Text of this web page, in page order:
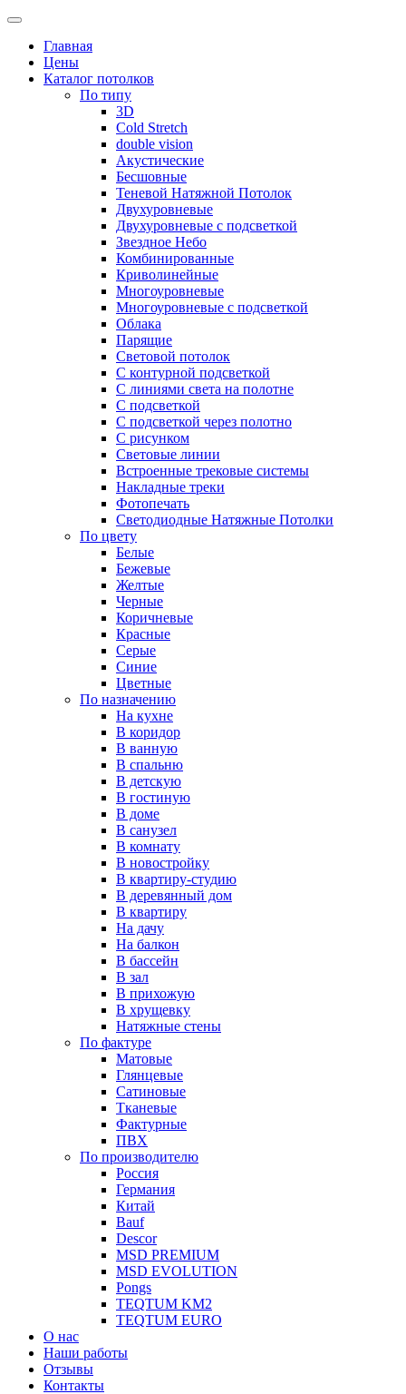
Skip
contentГлавная
Цены
Каталог потолков
По типу
3D
Cold Stretch
double vision
Акустические
Бесшовные
Теневой Натяжной Потолок
Двухуровневые
Двухуровневые с подсветкой
Звездное Небо
Комбинированные
Криволинейные
Многоуровневые
Многоуровневые с подсветкой
Облака
Парящие
Световой потолок
С контурной подсветкой
С линиями света на полотне
С подсветкой
С подсветкой через полотно
С рисунком
Световые линии
Встроенные трековые системы
Накладные треки
Фотопечать
Светодиодные Натяжные Потолки
По цвету
Белые
Бежевые
Желтые
Черные
Коричневые
Красные
Серые
Синие
Цветные
По назначению
На кухне
В коридор
В ванную
В спальню
В детскую
В гостиную
В доме
В санузел
В комнату
В новостройку
В квартиру-студию
В деревянный дом
В квартиру
На дачу
На балкон
В бассейн
В зал
В прихожую
В хрущевку
Натяжные стены
По фактуре
Матовые
Глянцевые
Сатиновые
Тканевые
Фактурные
ПВХ
По производителю
Россия
Германия
Китай
Вauf
Descor
MSD PREMIUM
MSD EVOLUTION
Pongs
TEQTUM KM2
TEQTUM EURO
О нас
Наши работы
Отзывы
Контакты